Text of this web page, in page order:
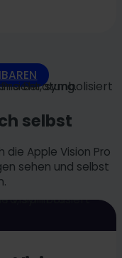
selbst
die Apple Vision Pro
sehen und selbst